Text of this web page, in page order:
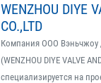
WENZHOU DIYE
CO.,LTD
Компания ООО Вэньчжоу
(WENZHOU DIYE VALVE
специализируется на